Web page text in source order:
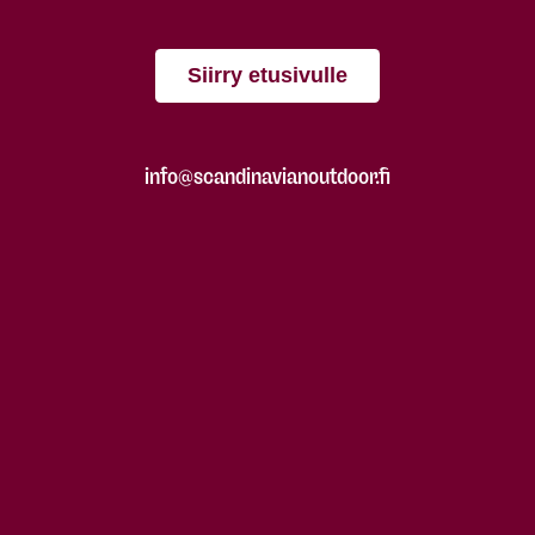
Siirry etusivulle
info@scandinavianoutdoor.fi